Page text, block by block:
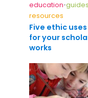
education•guides
resources
Five ethic uses
for your
works